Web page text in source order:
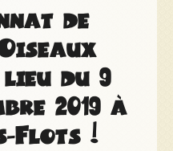
de
lieu du 9
2019 à
Flots !